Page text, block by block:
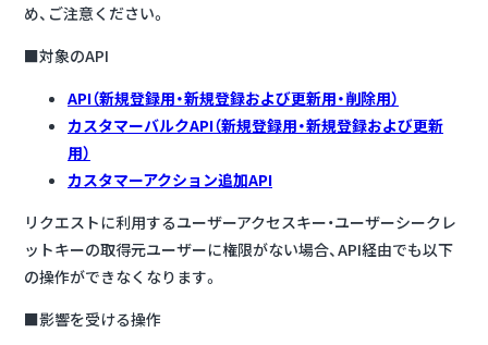
め、ご注意ください。
■対象のAPI
API（新規登録用・新規登録および更新用・削除用）
カスタマーバルクAPI（新規登録用・新規登録および更新
用）
カスタマーアクション追加API
リクエストに利用するユーザーアクセスキー・ユーザーシークレ
ットキーの取得元ユーザーに権限がない場合、API経由でも以下
の操作ができなくなります。
■影響を受ける操作